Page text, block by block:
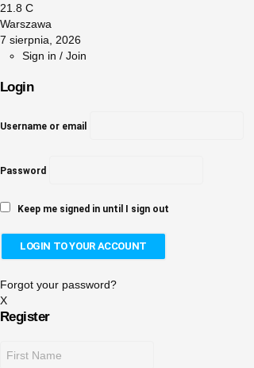
21.8 C
Warszawa
7 sierpnia, 2026
Sign in / Join
Login
Username or email
Password
Keep me signed in until I sign out
Forgot your password?
X
Register